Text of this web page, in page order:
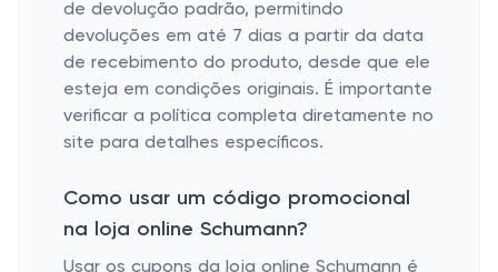
de devolução padrão, permitindo
devoluções em até 7 dias a partir da data
de recebimento do produto, desde que ele
esteja em condições originais. É importante
verificar a política completa diretamente no
site para detalhes específicos.
Como usar um código promocional
na loja online Schumann?
Usar os cupons da loja online Schumann é